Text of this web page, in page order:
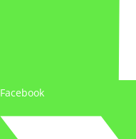
Facebook